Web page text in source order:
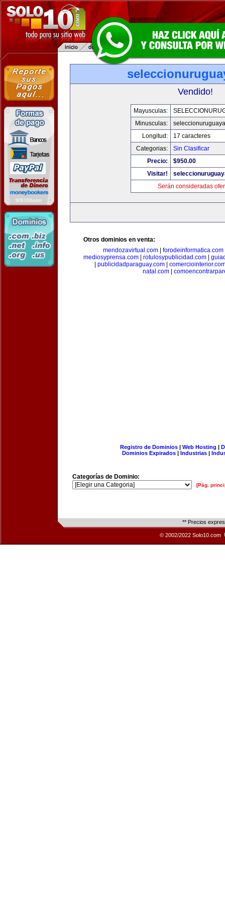
Vendido!
Mayusculas:
Minusculas:
Longitud:
17 caracteres
Categorias:
Sin Clasificar
Precio:
$950.00
Visitar!
Serán consideradas
Otros dominios en venta:
mendozavirtual.com| forodeinformatica.com
mediosyprensa.com
rotulosypublicidad.com
publicidadparaguay.com
natal.com|
Registro de Dominios| Web Hosting |
Dominios Expirados | Industrias |
Categorías de Dominio:
[Pág.
** Precios
© 2002/2022 Solo10.com